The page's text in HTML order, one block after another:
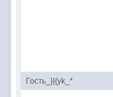
Гость_}|{yk_*